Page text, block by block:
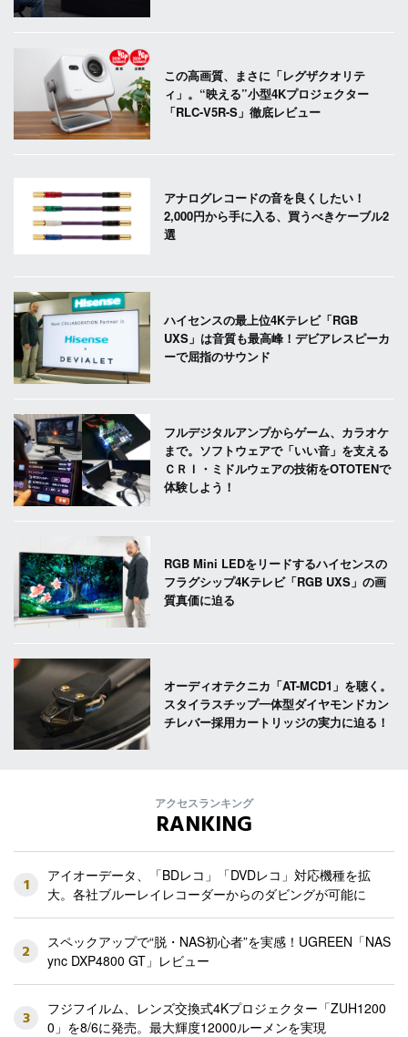
この高画質、まさに「レグザクオリテ
ィ」。“映える”小型4Kプロジェクター
「RLC-V5R-S」徹底レビュー
アナログレコードの音を良くしたい！
2,000円から手に入る、買うべきケーブル2
選
ハイセンスの最上位4Kテレビ「RGB
UXS」は音質も最高峰！デビアレスピーカ
ーで屈指のサウンド
フルデジタルアンプからゲーム、カラオケ
まで。ソフトウェアで「いい音」を支える
ＣＲＩ・ミドルウェアの技術をOTOTENで
体験しよう！
RGB Mini LEDをリードするハイセンスの
フラグシップ4Kテレビ「RGB UXS」の画
質真価に迫る
オーディオテクニカ「AT-MCD1」を聴く。
スタイラスチップ一体型ダイヤモンドカン
チレバー採用カートリッジの実力に迫る！
アクセスランキング
RANKING
1
アイオーデータ、「BDレコ」「DVDレコ」対応機種を拡
大。各社ブルーレイレコーダーからのダビングが可能に
2
スペックアップで“脱・NAS初心者”を実感！UGREEN「NAS
ync DXP4800 GT」レビュー
3
フジフイルム、レンズ交換式4Kプロジェクター「ZUH1200
0」を8/6に発売。最大輝度12000ルーメンを実現